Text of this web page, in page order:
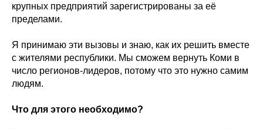
крупных предприятий зарегистрированы за её
пределами.
Я принимаю эти вызовы и знаю, как их решить вместе
с жителями республики. Мы сможем вернуть Коми в
число регионов-лидеров, потому что это нужно самим
людям.
Что для этого необходимо?